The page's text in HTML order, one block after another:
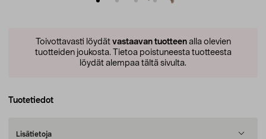
Toivottavasti löydät vastaavan tuotteenalla olevien
tuotteiden joukosta. Tietoa poistuneesta tuotteesta
löydät alempaa tältä sivulta.
Tuotetiedot
Lisätietoja